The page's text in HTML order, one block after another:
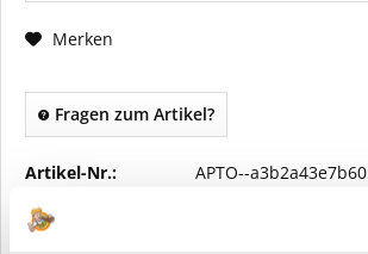
Merken
Fragen zum Artikel?
Artikel-Nr.: APTO--a3b2a43e7b60
Vorteile